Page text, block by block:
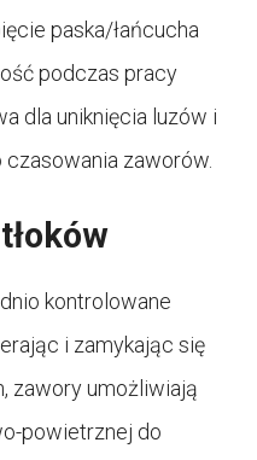
paska/łańcucha
podczas pracy
dla uniknięcia luzów i
zaworów.
kontrolowane
i zamykając się
zawory umożliwiają
powietrznej do